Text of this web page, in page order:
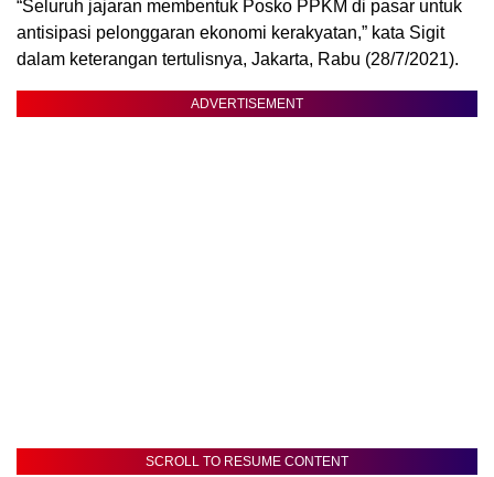
“Seluruh jajaran membentuk Posko PPKM di pasar untuk
antisipasi pelonggaran ekonomi kerakyatan,” kata Sigit
dalam keterangan tertulisnya, Jakarta, Rabu (28/7/2021).
ADVERTISEMENT
SCROLL TO RESUME CONTENT